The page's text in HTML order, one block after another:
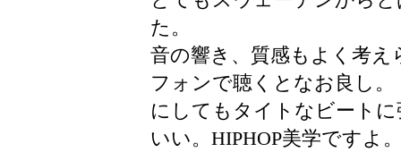
た。
音の響き、質感もよく考
フォンで聴くとなお良し。
にしてもタイトなビート
いい。HIPHOP美学ですよ